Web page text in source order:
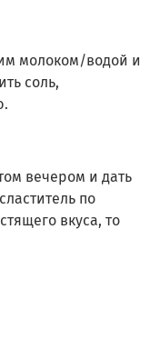
молоком/водой и
соль,
вечером и дать
по
вкуса, то